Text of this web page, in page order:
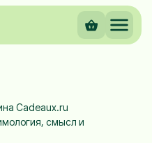
Cadeaux.ru
смысл и